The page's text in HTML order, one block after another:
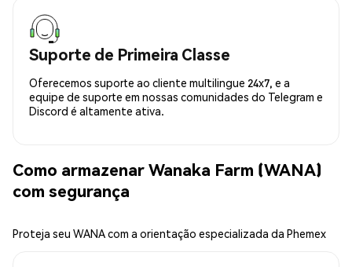
Suporte de Primeira Classe
Oferecemos suporte ao cliente multilingue 24x7, e a
equipe de suporte em nossas comunidades do Telegram e
Discord é altamente ativa.
Como armazenar Wanaka Farm (WANA)
com segurança
Proteja seu WANA com a orientação especializada da Phemex